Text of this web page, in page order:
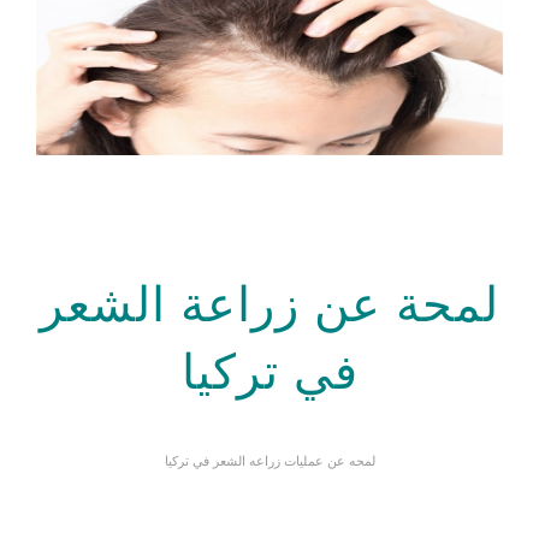
لمحة عن زراعة الشعر
في تركيا
لمحه عن عمليات زراعه الشعر في تركيا